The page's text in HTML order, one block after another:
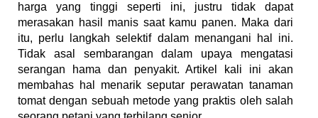
harga yang tinggi seperti ini, justru tidak dapat
merasakan hasil manis saat kamu panen. Maka dari
itu, perlu langkah selektif dalam menangani hal ini.
Tidak asal sembarangan dalam upaya mengatasi
serangan hama dan penyakit. Artikel kali ini akan
membahas hal menarik seputar perawatan tanaman
tomat dengan sebuah metode yang praktis oleh salah